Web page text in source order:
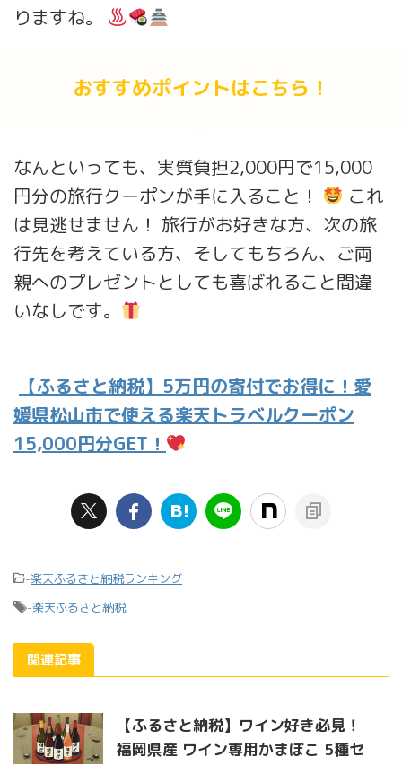
りますね。
おすすめポイントはこちら！
なんといっても、実質負担2,000円で15,000
円分の旅行クーポンが手に入ること！
これ
は見逃せません！ 旅行がお好きな方、次の旅
行先を考えている方、そしてもちろん、ご両
親へのプレゼントとしても喜ばれること間違
いなしです。
【ふるさと納税】5万円の寄付でお得に！愛
媛県松山市で使える楽天トラベルクーポン
15,000円分GET！
-楽天ふるさと納税ランキング
-楽天ふるさと納税
関連記事
【ふるさと納税】ワイン好き必見！
福岡県産 ワイン専用かまぼこ 5種セ